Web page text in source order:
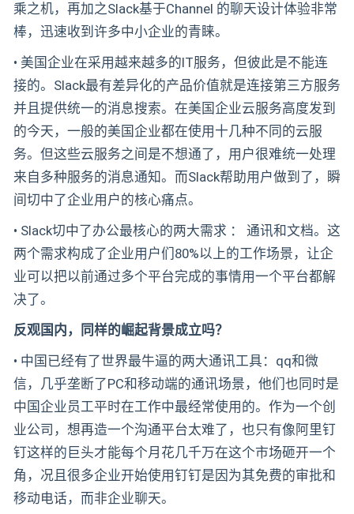
乘之机，再加之Slack基于Channel 的聊天设计体验非常
棒，迅速收到许多中小企业的青睐。
• 美国企业在采用越来越多的IT服务，但彼此是不能连
接的。Slack最有差异化的产品价值就是连接第三方服务
并且提供统一的消息搜索。在美国企业云服务高度发到
的今天，一般的美国企业都在使用十几种不同的云服
务。但这些云服务之间是不想通了，用户很难统一处理
来自多种服务的消息通知。而Slack帮助用户做到了，瞬
间切中了企业用户的核心痛点。
• Slack切中了办公最核心的两大需求 ： 通讯和文档。这
两个需求构成了企业用户们80%以上的工作场景，让企
业可以把以前通过多个平台完成的事情用一个平台都解
决了。
反观国内，同样的崛起背景成立吗？
• 中国已经有了世界最牛逼的两大通讯工具：qq和微
信，几乎垄断了PC和移动端的通讯场景，他们也同时是
中国企业员工平时在工作中最经常使用的。作为一个创
业公司，想再造一个沟通平台太难了，也只有像阿里钉
钉这样的巨头才能每个月花几千万在这个市场砸开一个
角，况且很多企业开始使用钉钉是因为其免费的审批和
移动电话，而非企业聊天。